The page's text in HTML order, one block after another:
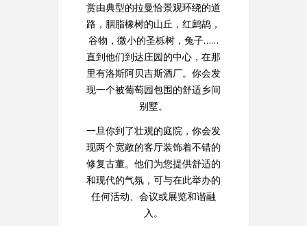
赏由典型的拉曼恰景观环绕的道
路，胭脂橡树的山丘，红鹧鸪，
谷物，微小的圣栎树，兔子……
直到他们到达庄园的中心，在那
里有洛斯阿贝吉斯酒厂。你会发
现一个被葡萄园包围的舒适乡间
别墅。
一旦你到了壮观的庭院，你会发
现两个宽敞的客厅装饰着不错的
修复古董。他们为您提供舒适的
和现代的气氛，可与在此举办的
任何活动、会议或展览和谐融
入。